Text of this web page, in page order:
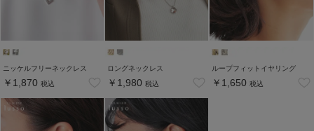
ニッケルフリーネックレス
￥1,870 税込
ロングネックレス
￥1,980 税込
ループフィットイヤリング
￥1,650 税込